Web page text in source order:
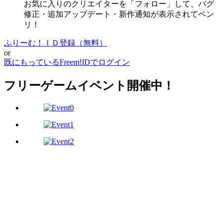
お気に入りのクリエイターを「フォロー」して、バグ
修正・追加アップデート・新作通知が表示されてベン
リ！
ふりーむ！ＩＤ登録（無料）
or
既にもっているFreem!IDでログイン
フリーゲームイベント開催中！